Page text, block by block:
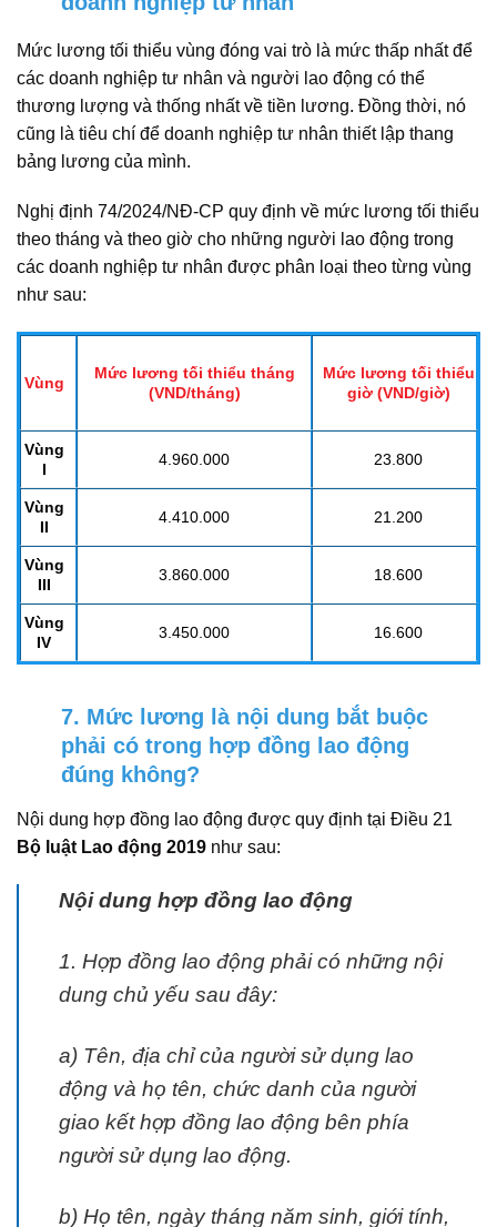
Mức lương tối thiểu vùng đóng vai trò là mức thấp nhất để
các doanh nghiệp tư nhân và người lao động có thể
thương lượng và thống nhất về tiền lương. Đồng thời, nó
cũng là tiêu chí để doanh nghiệp tư nhân thiết lập thang
bảng lương của mình.
Nghị định 74/2024/NĐ-CP quy định về mức lương tối thiểu
theo tháng và theo giờ cho những người lao động trong
các doanh nghiệp tư nhân được phân loại theo từng vùng
như sau:
Vùng
Mức lương tối thiểu tháng
(VND/tháng)
Mức lương tối thiểu
giờ (VND/giờ)
Vùng
I
4.960.000 23.800
Vùng
II
4.410.000 21.200
Vùng
III
3.860.000 18.600
Vùng
IV
3.450.000 16.600
7. Mức lương là nội dung bắt buộc
phải có trong hợp đồng lao động
đúng không?
Nội dung hợp đồng lao động được quy định tại Điều 21
Bộ luật Lao động 2019 như sau:
Nội dung hợp đồng lao động
1. Hợp đồng lao động phải có những nội
dung chủ yếu sau đây:
a) Tên, địa chỉ của người sử dụng lao
động và họ tên, chức danh của người
giao kết hợp đồng lao động bên phía
người sử dụng lao động.
b) Họ tên, ngày tháng năm sinh, giới tính,